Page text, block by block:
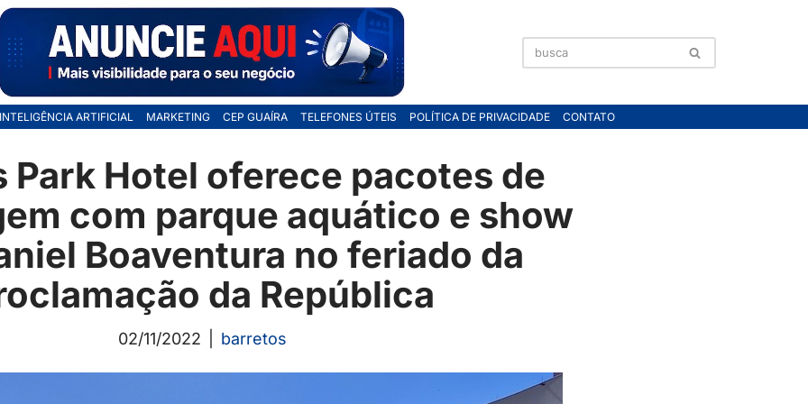
INTELIGÊNCIA ARTIFICIAL MARKETING CEP GUAÍRA TELEFONES ÚTEIS POLÍTICA DE PRIVACIDADE CONTATO
Park Hotel oferece pacotes de
com parque aquático e show
Boaventura no feriado da
da República
02/11/2022 barretos